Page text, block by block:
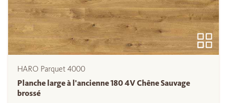
HARO Parquet 4000
Planche large à l'ancienne 180 4V Chêne Sauvage
brossé